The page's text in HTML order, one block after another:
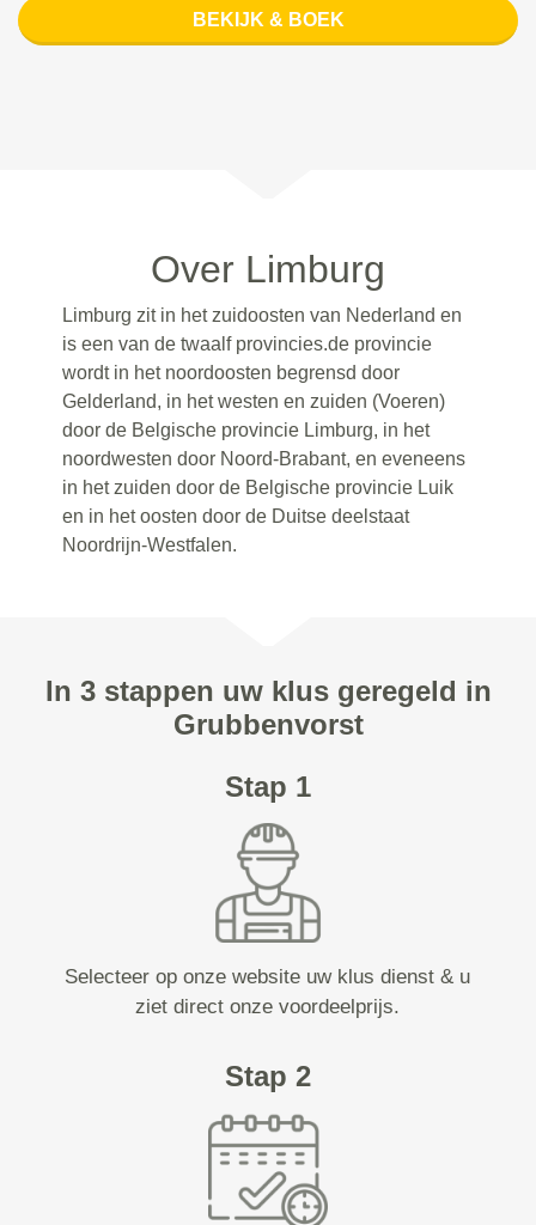
BEKIJK & BOEK
Over Limburg
Limburg zit in het zuidoosten van Nederland en
is een van de twaalf provincies.de provincie
wordt in het noordoosten begrensd door
Gelderland, in het westen en zuiden (Voeren)
door de Belgische provincie Limburg, in het
noordwesten door Noord-Brabant, en eveneens
in het zuiden door de Belgische provincie Luik
en in het oosten door de Duitse deelstaat
Noordrijn-Westfalen.
In 3 stappen uw klus geregeld in
Grubbenvorst
Stap 1
Selecteer op onze website uw klus dienst & u
ziet direct onze voordeelprijs.
Stap 2